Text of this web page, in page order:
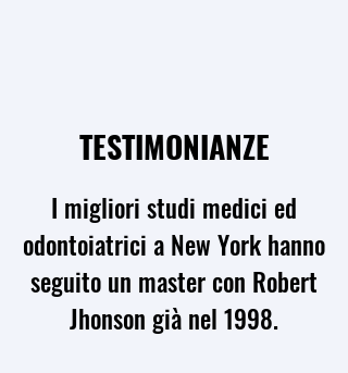
TESTIMONIANZE
I migliori studi medici ed
odontoiatrici a New York hanno
seguito un master con Robert
Jhonson già nel 1998.